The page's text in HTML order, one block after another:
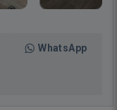
WhatsApp